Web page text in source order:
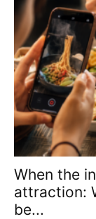
When the
attraction:
be...